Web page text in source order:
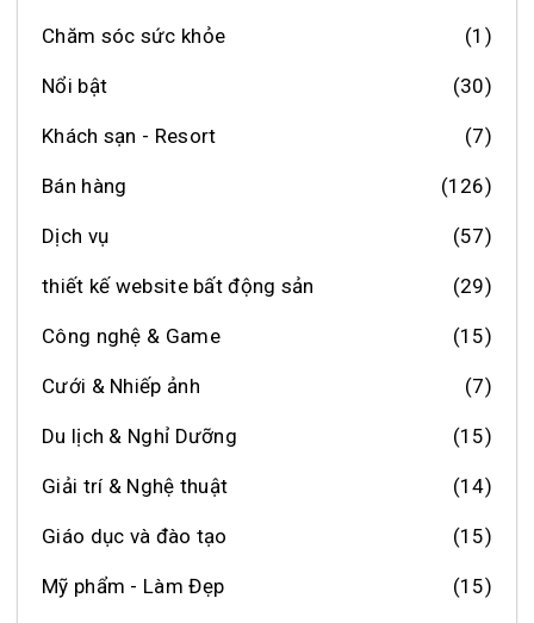
Chăm sóc sức khỏe (1)
Nổi bật (30)
Khách sạn - Resort (7)
Bán hàng (126)
Dịch vụ (57)
thiết kế website bất động sản (29)
Công nghệ & Game (15)
Cưới & Nhiếp ảnh (7)
Du lịch & Nghỉ Dưỡng (15)
Giải trí & Nghệ thuật (14)
Giáo dục và đào tạo (15)
Mỹ phẩm - Làm Đẹp (15)